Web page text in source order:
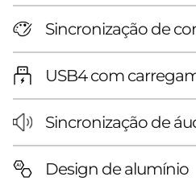
Sincronização de
USB4 com
Sincronização de
Design de alumínio